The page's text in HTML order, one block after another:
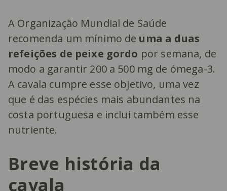
A Organização Mundial de Saúde
recomenda um mínimo de uma a duas
refeições de peixe gordo por semana, de
modo a garantir 200 a 500 mg de ómega-3.
A cavala cumpre esse objetivo, uma vez
que é das espécies mais abundantes na
costa portuguesa e inclui também esse
nutriente.
Breve história da
cavala